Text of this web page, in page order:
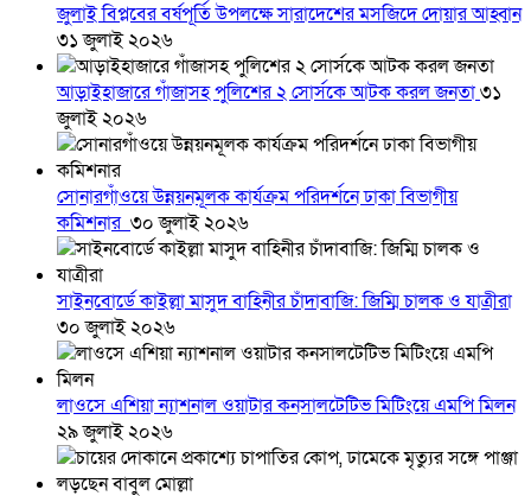
জুলাই বিপ্লবের বর্ষপূর্তি উপলক্ষে সারাদেশের মসজিদে দোয়ার আহ্বান
৩১ জুলাই ২০২৬
আড়াইহাজারে গাঁজাসহ পুলিশের ২ সোর্সকে আটক করল জনতা৩১
জুলাই ২০২৬
সোনারগাঁওয়ে উন্নয়নমূলক কার্যক্রম পরিদর্শনে ঢাকা বিভাগীয়
কমিশনার ৩০ জুলাই ২০২৬
সাইনবোর্ডে কাইল্লা মাসুদ বাহিনীর চাঁদাবাজি: জিম্মি চালক ও যাত্রীরা
৩০ জুলাই ২০২৬
লাওসে এশিয়া ন্যাশনাল ওয়াটার কনসালটেটিভ মিটিংয়ে এমপি মিলন
২৯ জুলাই ২০২৬